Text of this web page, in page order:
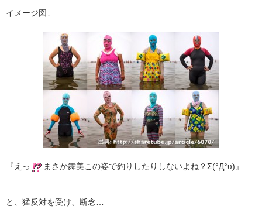
イメージ図↓
『えっ まさか舞美この姿で釣りしたりしないよね？Σ(°Д°υ)』
と、猛反対を受け、断念…